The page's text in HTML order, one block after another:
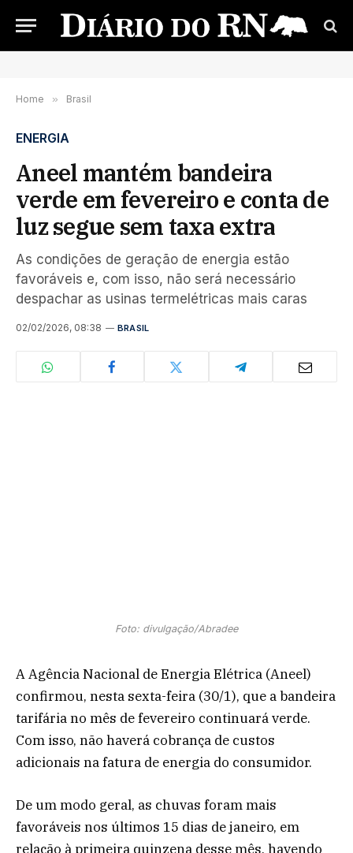
Home » Brasil
ENERGIA
Aneel mantém bandeira
verde em fevereiro e conta de
luz segue sem taxa extra
As condições de geração de energia estão
favoráveis e, com isso, não será necessário
despachar as usinas termelétricas mais caras
02/02/2026, 08:38 BRASIL
Foto: divulgação/Abradee
A Agência Nacional de Energia Elétrica (Aneel)
confirmou, nesta sexta-feira (30/1), que a bandeira
tarifária no mês de fevereiro continuará verde.
Com isso, não haverá cobrança de custos
adicionais na fatura de energia do consumidor.
De um modo geral, as chuvas foram mais
favoráveis nos últimos 15 dias de janeiro, em
relação à primeira quinzena desse mês, havendo